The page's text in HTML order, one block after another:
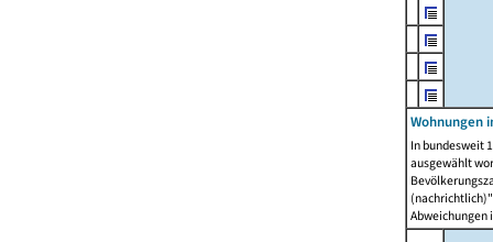
Wohnungen
In bundesweit
ausgewählt
Abweichungen